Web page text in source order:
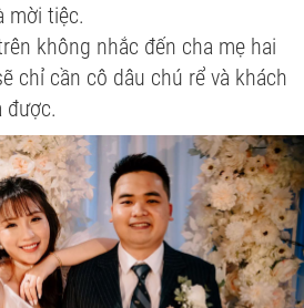
mời tiệc.
không nhắc đến cha mẹ hai
chỉ cần cô dâu chú rể và khách
được.